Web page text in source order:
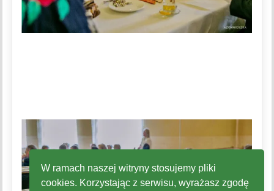
W ramach naszej witryny stosujemy pliki
cookies. Korzystając z serwisu, wyrażasz zgodę